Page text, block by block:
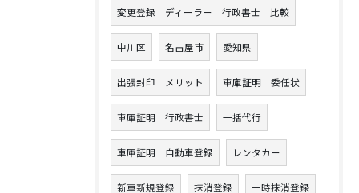
変更登録 ディーラー 行政書士 比較
中川区 名古屋市 愛知県
出張封印 メリット 車庫証明 委任状
車庫証明 行政書士 一括代行
車庫証明 自動車登録 レンタカー
新車新規登録 抹消登録 一時抹消登録